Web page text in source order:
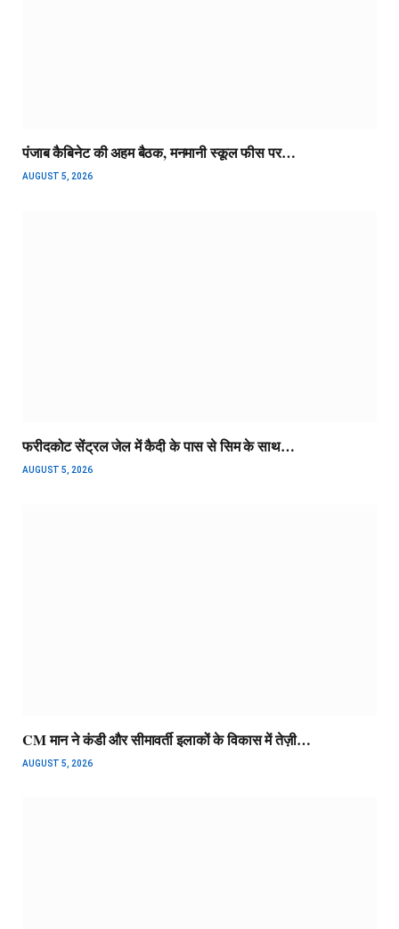
पंजाब कैबिनेट की अहम बैठक, मनमानी स्कूल फीस पर…
AUGUST 5, 2026
फरीदकोट सेंट्रल जेल में कैदी के पास से सिम के साथ…
AUGUST 5, 2026
CM मान ने कंडी और सीमावर्ती इलाकों के विकास में तेज़ी…
AUGUST 5, 2026